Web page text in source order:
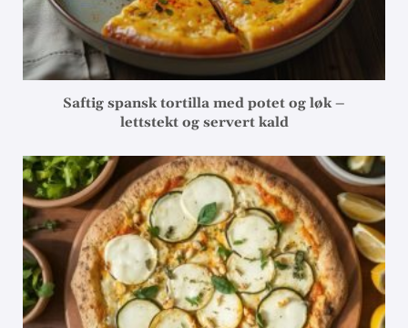
Saftig spansk tortilla med potet og løk –
lettstekt og servert kald